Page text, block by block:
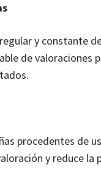
y constante
de
procedentes de
y reduce la